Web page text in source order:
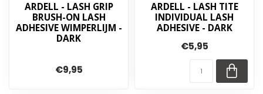
ARDELL - LASH GRIP
BRUSH-ON LASH
ADHESIVE WIMPERLIJM -
DARK
€9,95
ARDELL - LASH TITE
INDIVIDUAL LASH
ADHESIVE - DARK
€5,95